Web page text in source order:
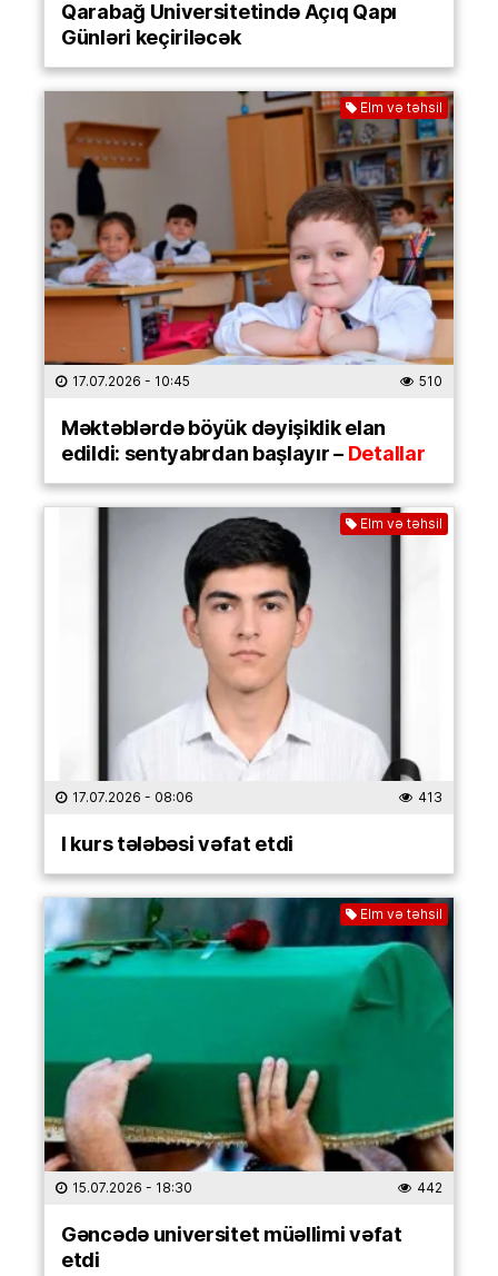
Qarabağ Universitetində Açıq Qapı
Günləri keçiriləcək
Elm və təhsil
17.07.2026 - 10:45 510
Məktəblərdə böyük dəyişiklik elan
edildi: sentyabrdan başlayır –Detallar
Elm və təhsil
17.07.2026 - 08:06 413
I kurs tələbəsi vəfat etdi
Elm və təhsil
15.07.2026 - 18:30 442
Gəncədə universitet müəllimi vəfat
etdi